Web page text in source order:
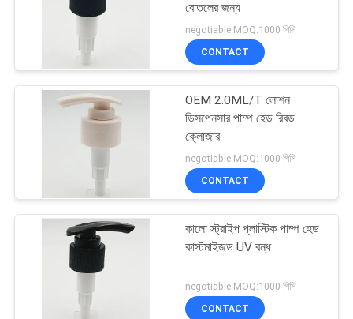
প্লাস্টিকের তেল পাম্প
ফাইন মিস্ট স্প্রেয়ার পাম্প
বোতলের জন্য
negotiable MOQ:1000 পিসি
CONTACT
OEM 2.0ML/T লোশন
ডিসপেনসার পাম্প হেড রিবড
ক্লোজার
negotiable MOQ:1000 পিসি
CONTACT
কালো স্ট্রাইপ প্লাস্টিক পাম্প হেড
কাস্টমাইজড UV বন্ধ
negotiable MOQ:1000 পিসি
CONTACT